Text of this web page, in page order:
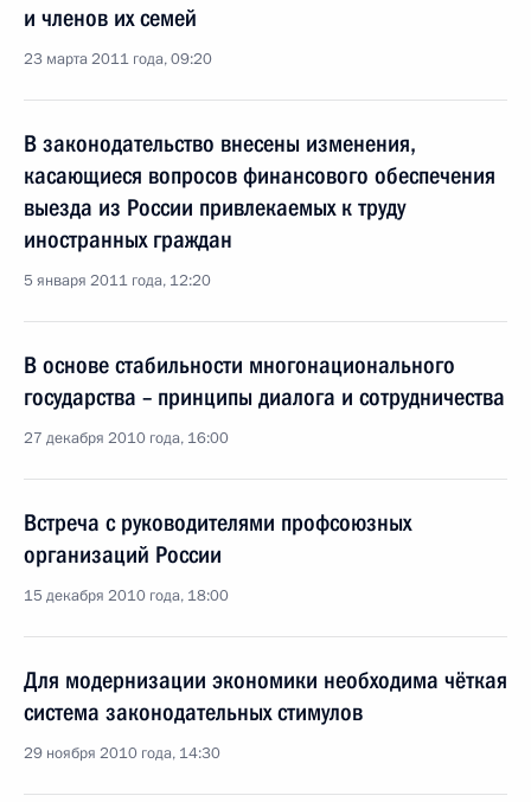
и членов их семей
23 марта 2011 года, 09:20
В законодательство внесены изменения,
касающиеся вопросов финансового обеспечения
выезда из России привлекаемых к труду
иностранных граждан
5 января 2011 года, 12:20
В основе стабильности многонационального
государства – принципы диалога и сотрудничества
27 декабря 2010 года, 16:00
Встреча с руководителями профсоюзных
организаций России
15 декабря 2010 года, 18:00
Для модернизации экономики необходима чёткая
система законодательных стимулов
29 ноября 2010 года, 14:30